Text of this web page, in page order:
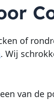
of
. Wij
van de